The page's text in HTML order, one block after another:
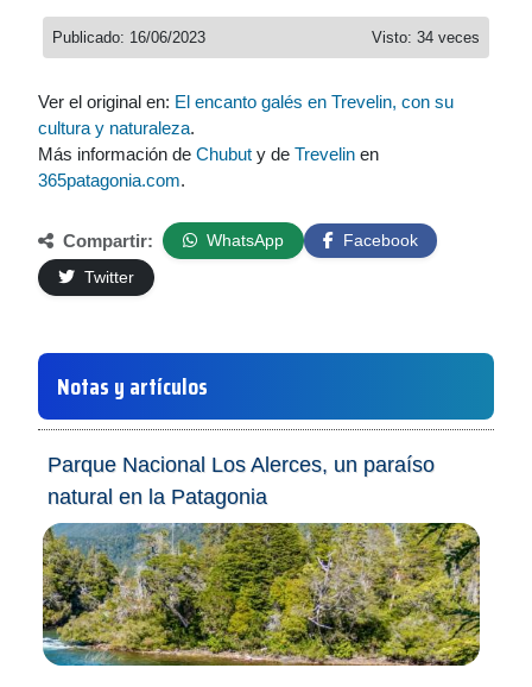
Visto: 34 veces
Publicado: 16/06/2023
Ver el original en: El encanto galés en Trevelin, con su
cultura y naturaleza.
Más información de Chubut y de Trevelin en
365patagonia.com.
Compartir: WhatsApp
Facebook
Twitter
Notas y artículos
Parque Nacional Los Alerces, un paraíso
natural en la Patagonia